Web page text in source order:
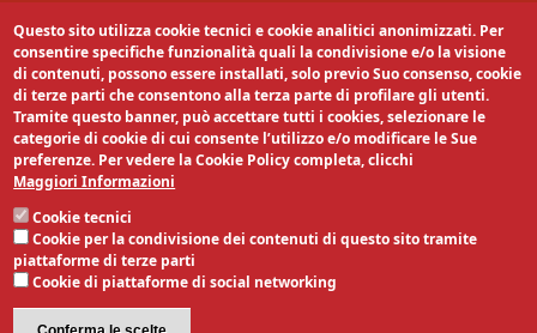
Segui la nostra pagina:
Questo sito utilizza cookie tecnici e cookie analitici anonimizzati. Per
consentire specifiche funzionalità quali la condivisione e/o la visione
di contenuti, possono essere installati, solo previo Suo consenso, cookie
di terze parti che consentono alla terza parte di profilare gli utenti.
Tramite questo banner, può accettare tutti i cookies, selezionare le
categorie di cookie di cui consente l’utilizzo e/o modificare le Sue
preferenze. Per vedere la Cookie Policy completa, clicchi
Maggiori Informazioni
Cookie tecnici
Cookie per la condivisione dei contenuti di questo sito tramite
piattaforme di terze parti
Cookie di piattaforme di social networking